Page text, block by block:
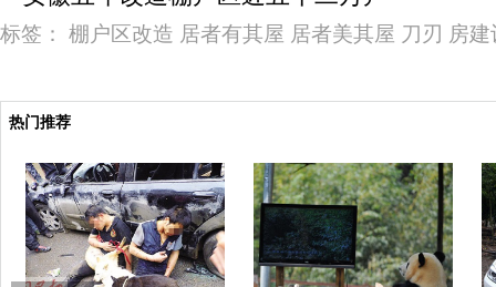
标签： 棚户区改造 居者有其屋 居者美其屋 刀刃 房建
热门推荐